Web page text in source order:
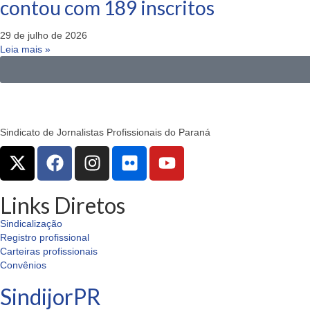
contou com 189 inscritos
29 de julho de 2026
Leia mais »
Sindicato de Jornalistas Profissionais do Paraná
Links Diretos
Sindicalização
Registro profissional
Carteiras profissionais
Convênios
SindijorPR